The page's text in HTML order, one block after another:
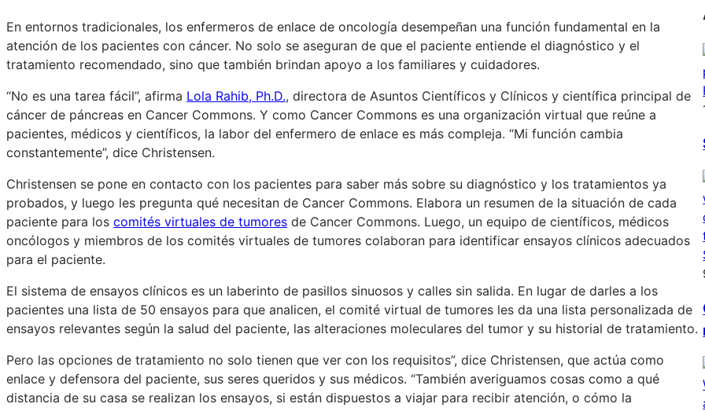
En entornos tradicionales, los enfermeros de enlace de oncología desempeñan una función fundamental en la
atención de los pacientes con cáncer. No solo se aseguran de que el paciente entiende el diagnóstico y el
tratamiento recomendado, sino que también brindan apoyo a los familiares y cuidadores.
“No es una tarea fácil”, afirma Lola Rahib, Ph.D., directora de Asuntos Científicos y Clínicos y científica principal de
cáncer de páncreas en Cancer Commons. Y como Cancer Commons es una organización virtual que reúne a
pacientes, médicos y científicos, la labor del enfermero de enlace es más compleja. “Mi función cambia
constantemente”, dice Christensen.
Christensen se pone en contacto con los pacientes para saber más sobre su diagnóstico y los tratamientos ya
probados, y luego les pregunta qué necesitan de Cancer Commons. Elabora un resumen de la situación de cada
paciente para los comités virtuales de tumores de Cancer Commons. Luego, un equipo de científicos, médicos
oncólogos y miembros de los comités virtuales de tumores colaboran para identificar ensayos clínicos adecuados
para el paciente.
El sistema de ensayos clínicos es un laberinto de pasillos sinuosos y calles sin salida. En lugar de darles a los
pacientes una lista de 50 ensayos para que analicen, el comité virtual de tumores les da una lista personalizada de
ensayos relevantes según la salud del paciente, las alteraciones moleculares del tumor y su historial de tratamiento.
Pero las opciones de tratamiento no solo tienen que ver con los requisitos”, dice Christensen, que actúa como
enlace y defensora del paciente, sus seres queridos y sus médicos. “También averiguamos cosas como a qué
distancia de su casa se realizan los ensayos, si están dispuestos a viajar para recibir atención, o cómo la